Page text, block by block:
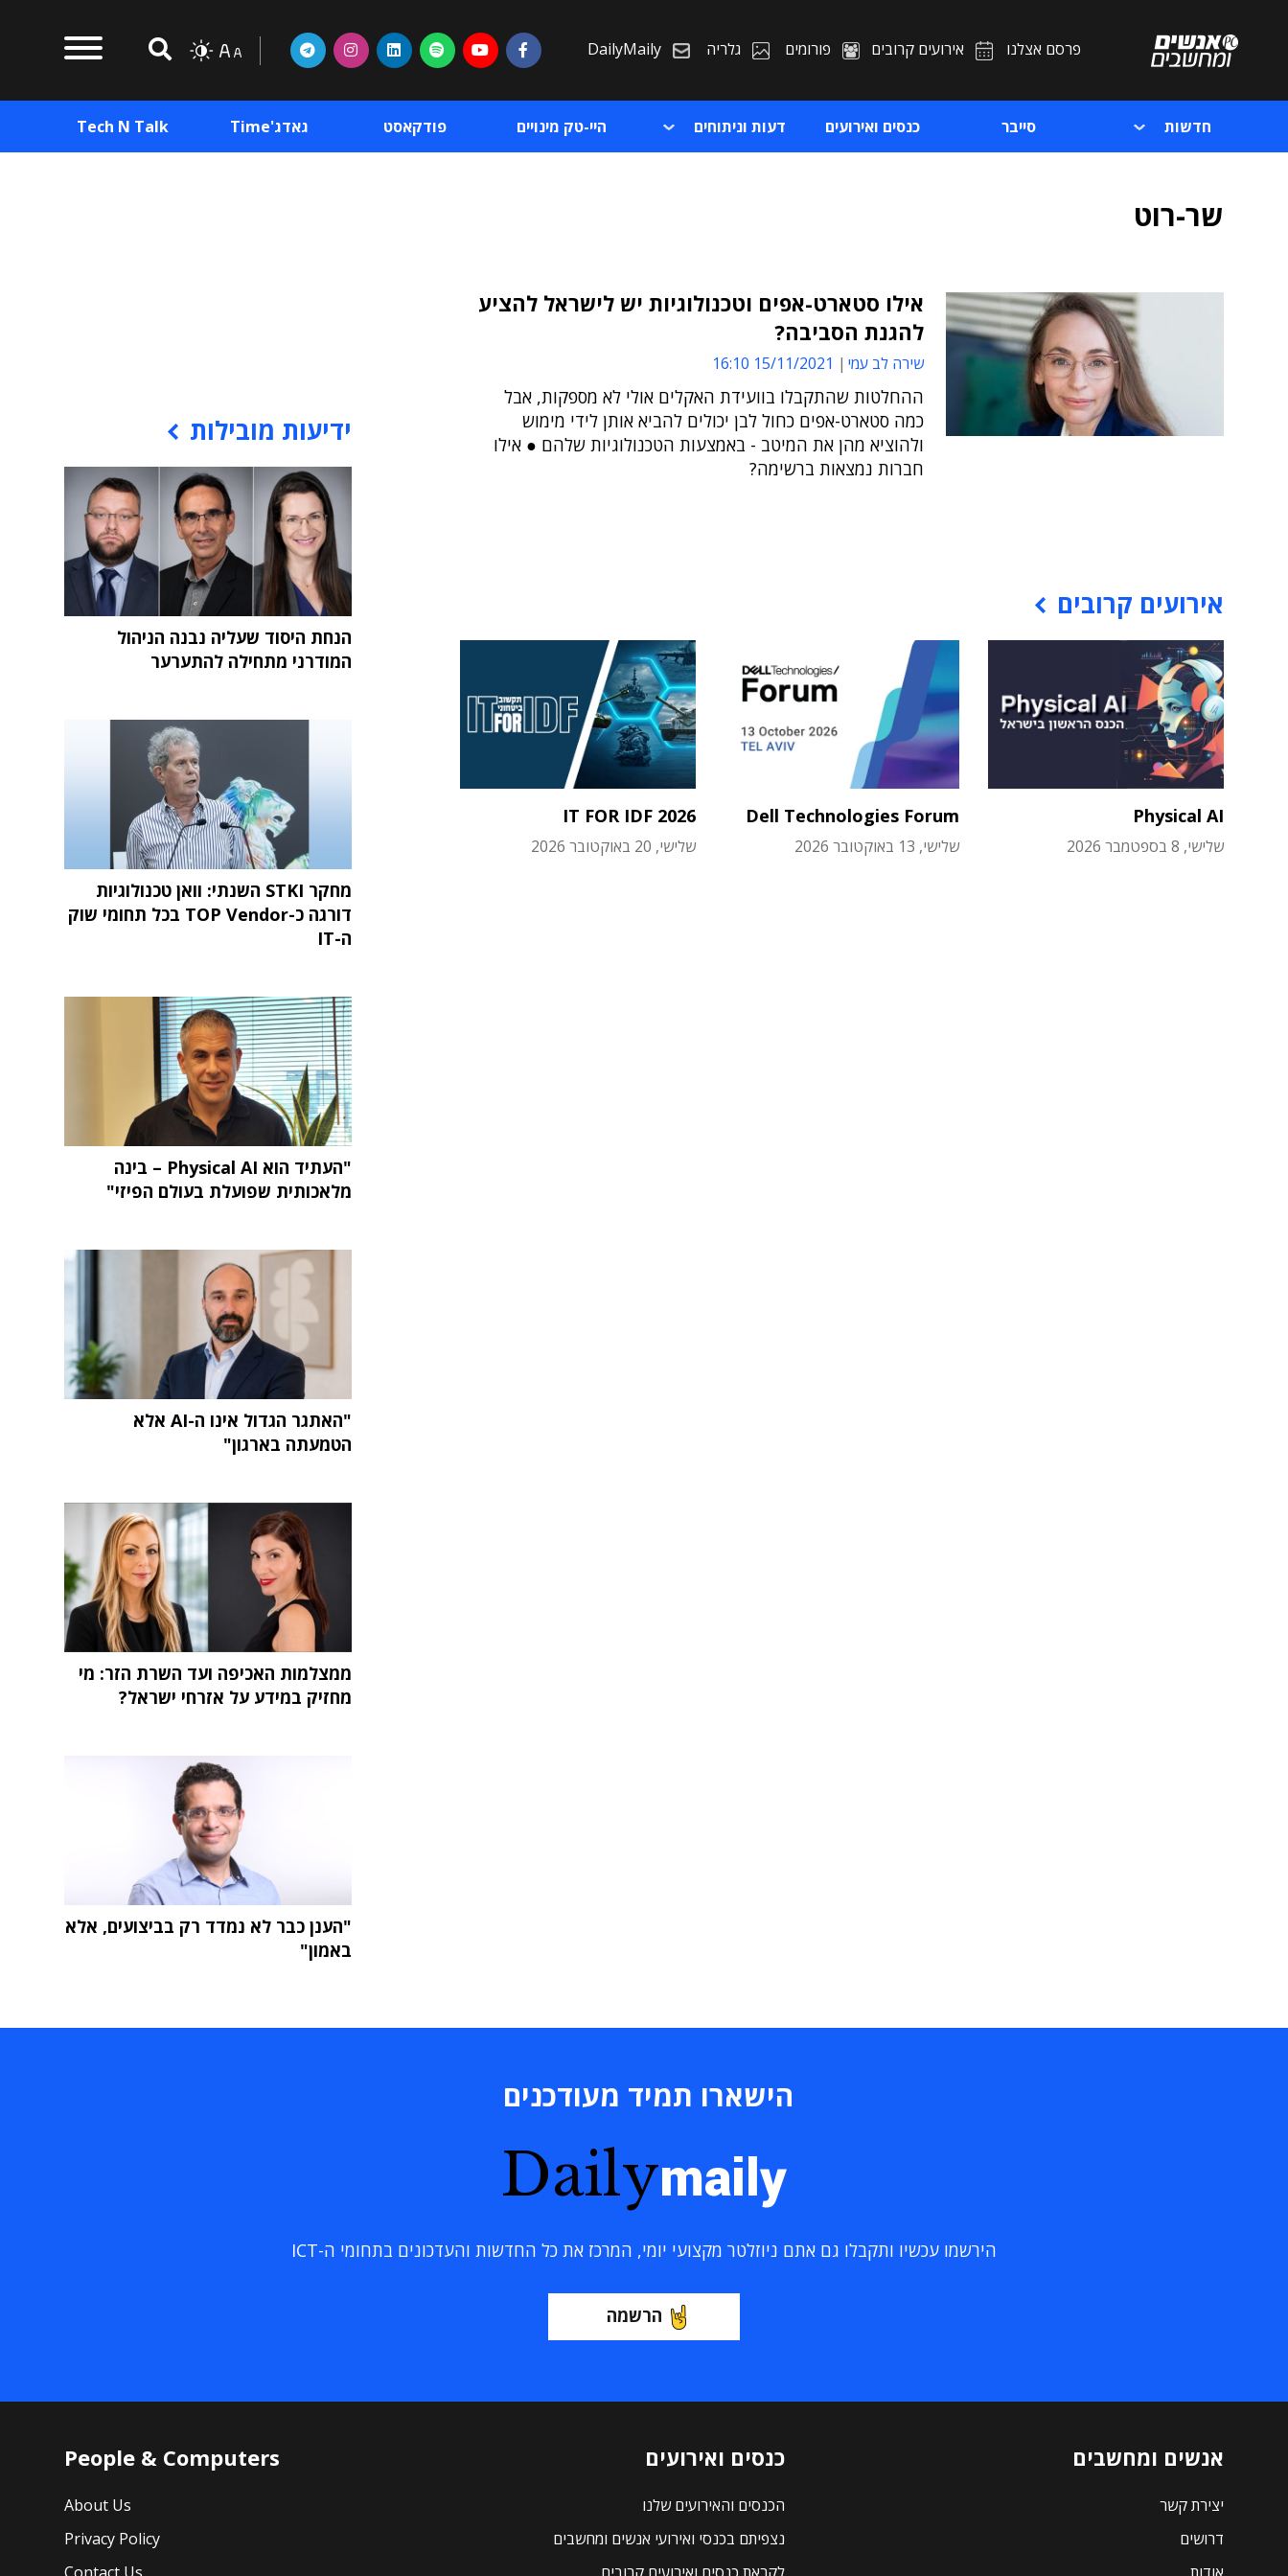
פרסם אצלנו אירועים קרובים פורומים גלריה DailyMaily
חדשות סייבר כנסים ואירועים דעות וניתוחים היי-טק מינויים פודקאסט גאדג'Time Tech N Talk
שר-רוט
אילו סטארט-אפים וטכנולוגיות יש לישראל להציע
להגנת הסביבה?
שירה לב עמי 15/11/2021 16:10
ההחלטות שהתקבלו בוועידת האקלים אולי לא מספקות, אבל
כמה סטארט-אפים כחול לבן יכולים להביא אותן לידי מימוש
ולהוציא מהן את המיטב - באמצעות הטכנולוגיות שלהם ● אילו
חברות נמצאות ברשימה?
אירועים קרובים
Physical AI
שלישי, 8 בספטמבר 2026
Dell Technologies Forum
שלישי, 13 באוקטובר 2026
IT FOR IDF 2026
שלישי, 20 באוקטובר 2026
ידיעות מובילות
הנחת היסוד שעליה נבנה הניהול
המודרני מתחילה להתערער
מחקר STKI השנתי: וואן טכנולוגיות
דורגה כ-TOP Vendor בכל תחומי שוק
ה-IT
"העתיד הוא Physical AI – בינה
מלאכותית שפועלת בעולם הפיזי"
"האתגר הגדול אינו ה-AI אלא
הטמעתה בארגון"
ממצלמות האכיפה ועד השרת הזר: מי
מחזיק במידע על אזרחי ישראל?
"הענן כבר לא נמדד רק בביצועים, אלא
באמון"
הישארו תמיד מעודכנים
Dailymaily
הירשמו עכשיו ותקבלו גם אתם ניוזלטר מקצועי יומי, המרכז את כל החדשות והעדכונים בתחומי ה-ICT
הרשמה
אנשים ומחשבים
יצירת קשר
דרושים
כנסים ואירועים
הכנסים והאירועים שלנו
נצפיתם בכנסי ואירועי אנשים ומחשבים
People & Computers
About Us
Privacy Policy